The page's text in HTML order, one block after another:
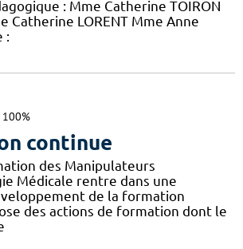
: Mme Catherine TOIRON
Catherine LORENT Mme Anne
:
100%
continue
des Manipulateurs
Médicale rentre dans une
de la formation
des actions de formation dont le